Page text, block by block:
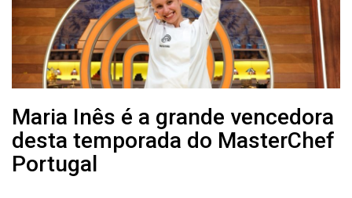
Maria Inês é a grande vencedora
desta temporada do MasterChef
Portugal